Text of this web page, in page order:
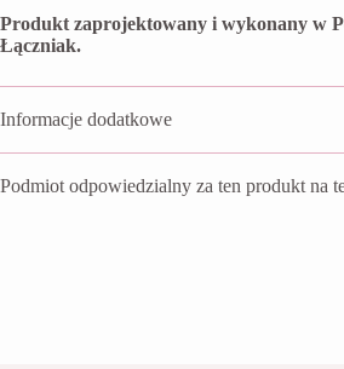
Produkt zaprojektowany i wykonany w
Łączniak.
Informacje dodatkowe
Podmiot odpowiedzialny za ten produkt na